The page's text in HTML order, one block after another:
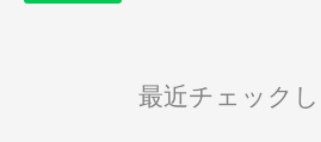
最近チェック